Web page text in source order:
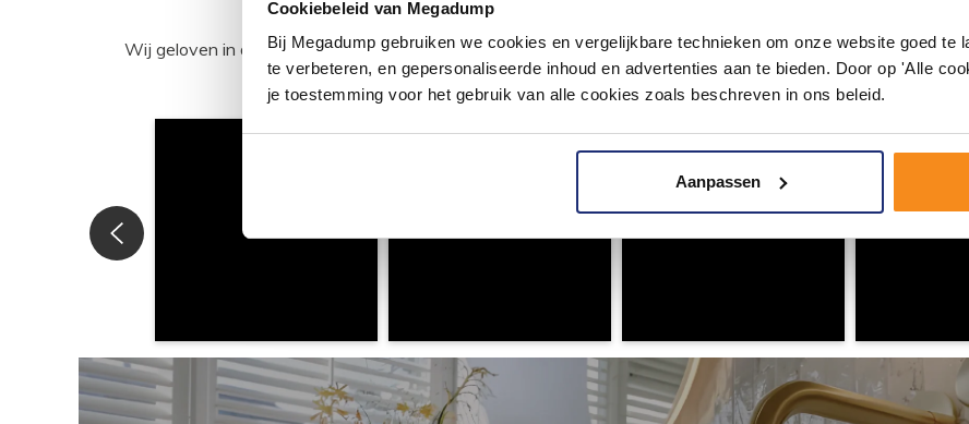
Cookiebeleid van Megadump
Bij Megadump gebruiken we cookies en vergelijkbare technieken om onze website goed te
te verbeteren, en gepersonaliseerde inhoud en advertenties aan te bieden. Door op 'Alle
je toestemming voor het gebruik van alle cookies zoals beschreven in ons beleid.
Aanpassen
Wij geloven in de kracht van delen. Deel jouw badkamer op Instagram met #mijndroombadkamer en tag
omgeving vol met unieke badkamerstijlen. Doe je mee?